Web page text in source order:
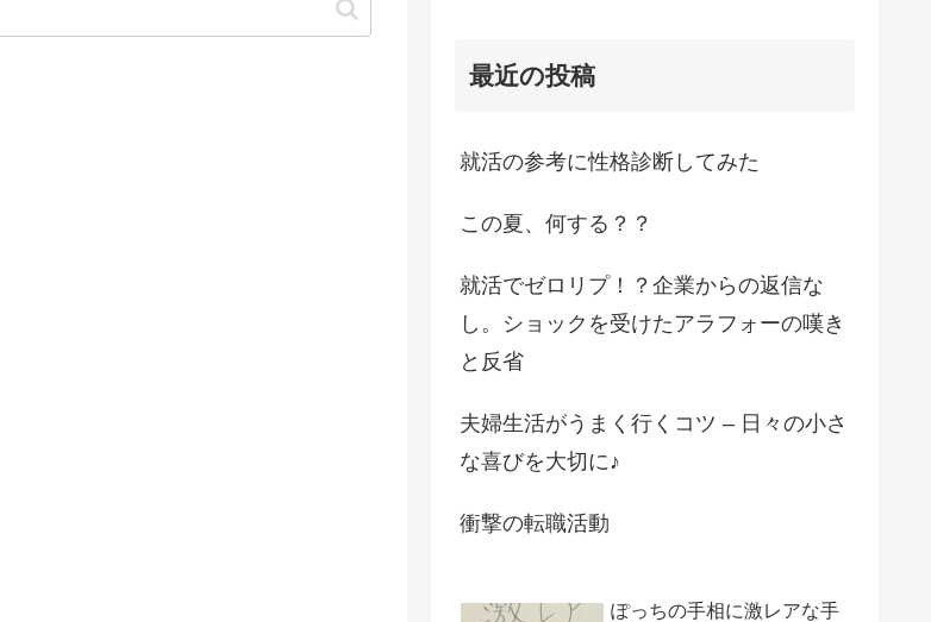
最近の投稿
就活の参考に性格診断してみた
この夏、何する？？
就活でゼロリプ！？企業からの返信な
し。ショックを受けたアラフォーの嘆き
と反省
夫婦生活がうまく行くコツ – 日々の小さ
な喜びを大切に♪
衝撃の転職活動
ぽっちの手相に激レアな手